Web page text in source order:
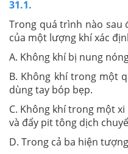
31.1.
Trong quá trình nào sau
của một lượng khí xác
A. Không khí bị nung
B. Không khí trong một
dùng tay bóp bẹp.
C. Không khí trong một
và đẩy pit tông dịch
D. Trong cả ba hiện